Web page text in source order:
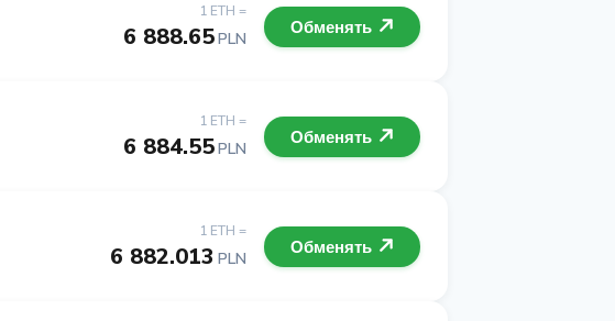
1 ETH =
6 888.65PLN
Обменять
1 ETH =
6 884.55PLN
Обменять
1 ETH =
6 882.013 PLN
Обменять